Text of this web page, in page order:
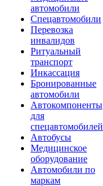
автомобили
Спецавтомобили
Перевозка
инвалидов
Ритуальный
транспорт
Инкассация
Бронированные
автомобили
Автокомпоненты
для
спецавтомобилей
Автобусы
Медицинское
оборудование
Автомобили по
маркам